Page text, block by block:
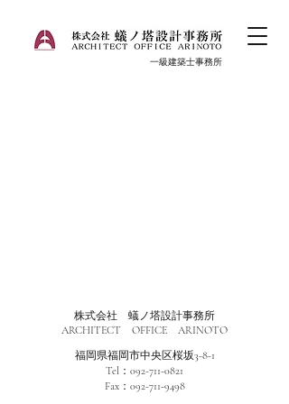
一級建築士事務所
株式会社 蟻ノ塔設計事務所
ARCHITECT OFFICE ARINOTO
福岡県福岡市中央区桜坂3-8-1
Tel：092-711-0821
Fax：092-711-9498